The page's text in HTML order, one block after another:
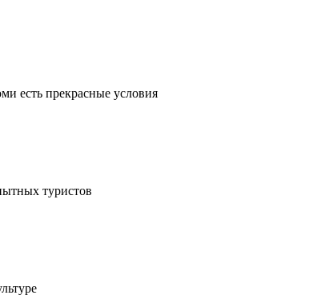
есть прекрасные условия
туристов